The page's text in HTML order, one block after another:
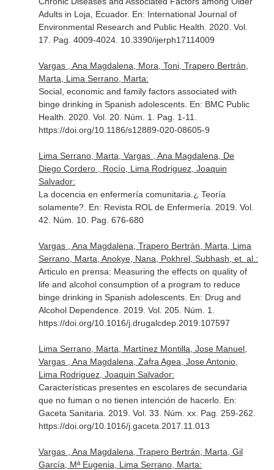
Adults in Loja, Ecuador. En: International Journal of
Environmental Research and Public Health . 2020. Vol.
17. Pag. 4009-4024. 10.3390/ijerph17114009
Vargas , Ana Magdalena, Mora, Toni, Trapero Bertrán,
Marta, Lima Serrano, Marta:
Social, economic and family factors associated with
binge drinking in Spanish adolescents. En: BMC Public
Health . 2020. Vol. 20. Núm. 1. Pag. 1-11.
https://doi.org/10.1186/s12889-020-08605-9
Lima Serrano, Marta, Vargas , Ana Magdalena, De
Diego Cordero , Rocío, Lima Rodriguez, Joaquin
Salvador:
La docencia en enfermería comunitaria.¿ Teoría
solamente?. En: Revista ROL de Enfermería . 2019. Vol.
42. Núm. 10. Pag. 676-680
Vargas , Ana Magdalena, Trapero Bertrán, Marta, Lima
Serrano, Marta, Anokye, Nana, Pokhrel, Subhash, et. al.:
Articulo en prensa: Measuring the effects on quality of
life and alcohol consumption of a program to reduce
binge drinking in Spanish adolescents. En: Drug and
Alcohol Dependence. 2019. Vol. 205. Núm. 1.
https://doi.org/10.1016/j.drugalcdep.2019.107597
Lima Serrano, Marta, Martínez Montilla, Jose Manuel,
Vargas , Ana Magdalena, Zafra Agea, Jose Antonio,
Lima Rodriguez, Joaquin Salvador:
Características presentes en escolares de secundaria
que no fuman o no tienen intención de hacerlo. En:
Gaceta Sanitaria . 2019. Vol. 33. Núm. xx. Pag. 259-262.
https://doi.org/10.1016/j.gaceta.2017.11.013
Vargas , Ana Magdalena, Trapero Bertrán, Marta, Gil
García, Mª Eugenia, Lima Serrano, Marta: